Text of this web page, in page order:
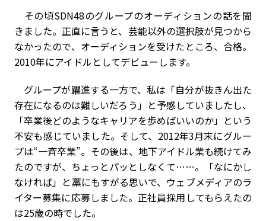
その頃SDN48のグループのオーディションの話を聞
きました。正直に言うと、芸能以外の選択肢が見つから
なかったので、オーディションを受けたところ、合格。
2010年にアイドルとしてデビューします。
グループが躍進する一方で、私は「自分が抜きん出た
存在になるのは難しいだろう」と予感していましたし、
「卒業後どのようなキャリアを歩めばいいのか」という
不安も感じていました。そして、2012年3月末にグルー
プは“一斉卒業”。その後は、地下アイドル業も続けてみ
たのですが、ちょっとパッとしなくて……。「なにかし
なければ」と藁にもすがる思いで、ウェブメディアのラ
イター募集に応募しました。正社員採用してもらえたの
は25歳の時でした。